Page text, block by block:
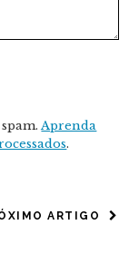
Aprenda
.
ARTIGO